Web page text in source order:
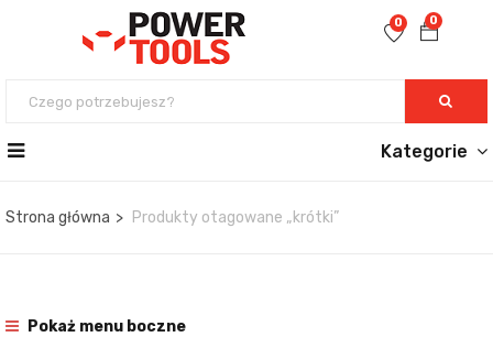
0
0
Kategorie
Strona główna Produkty otagowane „krótki”
Pokaż menu boczne